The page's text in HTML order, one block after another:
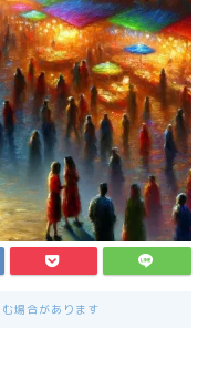
場合があります